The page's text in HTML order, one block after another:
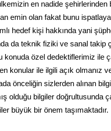
en nadide şehirlerinden
emin olan fakat bunu
hedef kişi hakkında yani
da teknik fiziki ve sanal takip
konuda özel dedektiflerimiz ile
konular ile ilgili açık olmanız
önceliğin sizlerden alınan
olduğu bilgiler doğrultusunda
büyük bir önem taşımaktadır.